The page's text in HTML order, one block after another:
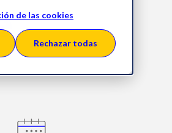
de las cookies
Rechazar todas